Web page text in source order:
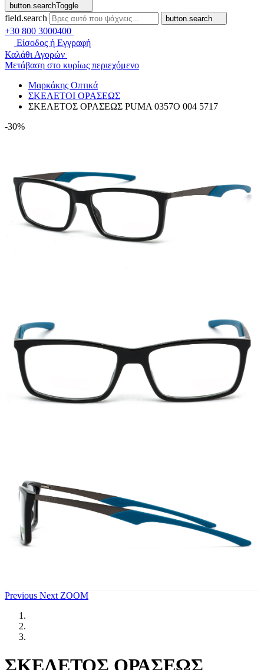
button.searchToggle
field.search button.search
+30 800 3000400
Είσοδος ή Εγγραφή
Καλάθι Αγορών
Μετάβαση στο κυρίως περιεχόμενο
Μαρκάκης Οπτικά
ΣΚΕΛΕΤΟΙ ΟΡΑΣΕΩΣ
ΣΚΕΛΕΤΟΣ ΟΡΑΣΕΩΣ PUMA 0357O 004 5717
-30%
Previous Next ZOOM
ΣΚΕΛΕΤΟΣ ΟΡΑΣΕΩΣ